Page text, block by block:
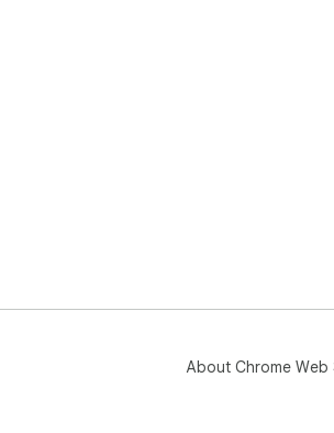
About Chrome Web